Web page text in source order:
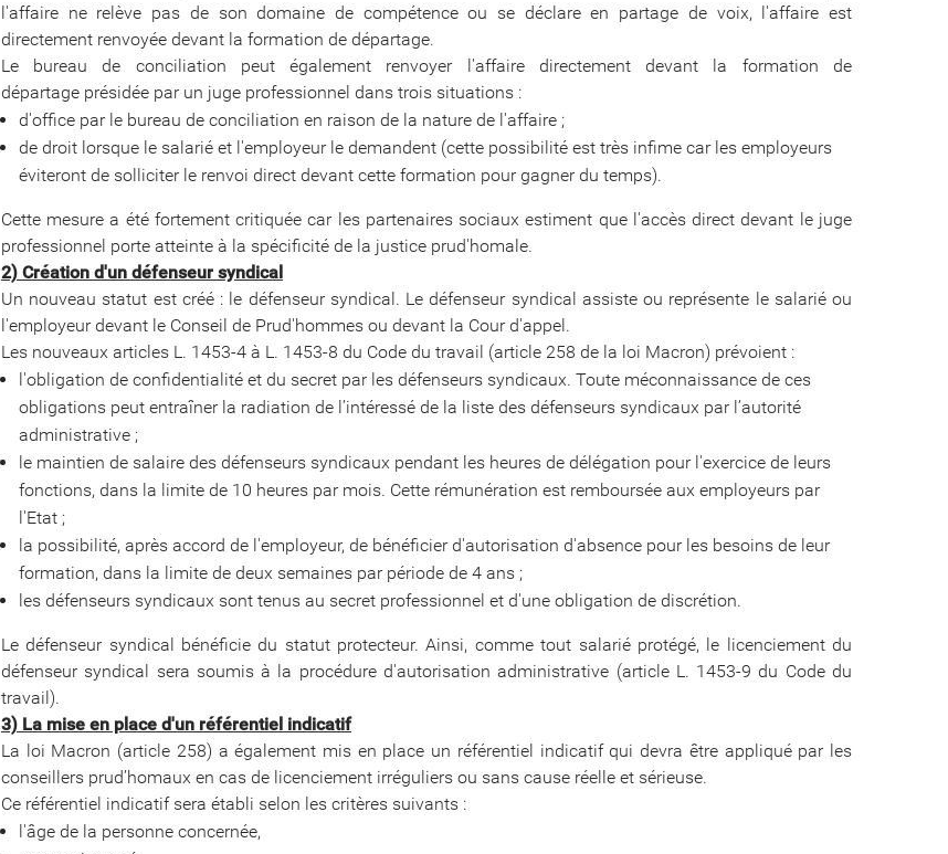
l'affaire ne relève pas de son domaine de compétence ou se déclare en partage de voix, l'affaire est
directement renvoyée devant la formation de départage.
Le bureau de conciliation peut également renvoyer l'affaire directement devant la formation de
départage présidée par un juge professionnel dans trois situations :
d'office par le bureau de conciliation en raison de la nature de l'affaire ;
de droit lorsque le salarié et l'employeur le demandent (cette possibilité est très infime car les employeurs
éviteront de solliciter le renvoi direct devant cette formation pour gagner du temps).
Cette mesure a été fortement critiquée car les partenaires sociaux estiment que l'accès direct devant le juge
professionnel porte atteinte à la spécificité de la justice prud'homale.
2) Création d'un défenseur syndical
Un nouveau statut est créé : le défenseur syndical. Le défenseur syndical assiste ou représente le salarié ou
l'employeur devant le Conseil de Prud'hommes ou devant la Cour d'appel.
Les nouveaux articles L. 1453-4 à L. 1453-8 du Code du travail (article 258 de la loi Macron) prévoient :
l'obligation de confidentialité et du secret par les défenseurs syndicaux. Toute méconnaissance de ces
obligations peut entraîner la radiation de l’intéressé de la liste des défenseurs syndicaux par l’autorité
administrative ;
le maintien de salaire des défenseurs syndicaux pendant les heures de délégation pour l'exercice de leurs
fonctions, dans la limite de 10 heures par mois. Cette rémunération est remboursée aux employeurs par
l'Etat ;
la possibilité, après accord de l'employeur, de bénéficier d'autorisation d'absence pour les besoins de leur
formation, dans la limite de deux semaines par période de 4 ans ;
les défenseurs syndicaux sont tenus au secret professionnel et d'une obligation de discrétion.
Le défenseur syndical bénéficie du statut protecteur. Ainsi, comme tout salarié protégé, le licenciement du
défenseur syndical sera soumis à la procédure d'autorisation administrative (article L. 1453-9 du Code du
travail).
3) La mise en place d'un référentiel indicatif
La loi Macron (article 258) a également mis en place un référentiel indicatif qui devra être appliqué par les
conseillers prud’homaux en cas de licenciement irréguliers ou sans cause réelle et sérieuse.
Ce référentiel indicatif sera établi selon les critères suivants :
l'âge de la personne concernée,